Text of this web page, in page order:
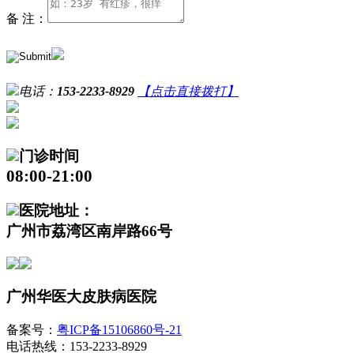
备 注：
电话： 153-2233-8929 【点击直接拨打】
门诊时间
08:00-21:00
医院地址：
广州市荔湾区南岸路66号
广州华医大皮肤病医院
备案号： 粤ICP备15106860号-21
电话热线：153-2233-8929